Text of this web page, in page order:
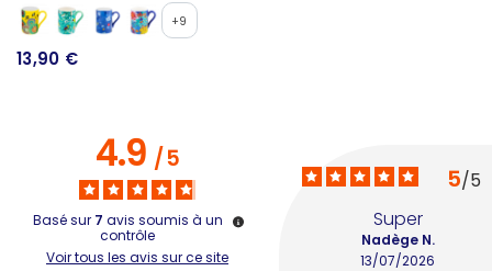
+9
13,90 €
4.9/5
Basé sur 7 avis soumis à un
contrôle
Voir tous les avis sur ce site
5/5
Super
13/07/2026
Nadège N.